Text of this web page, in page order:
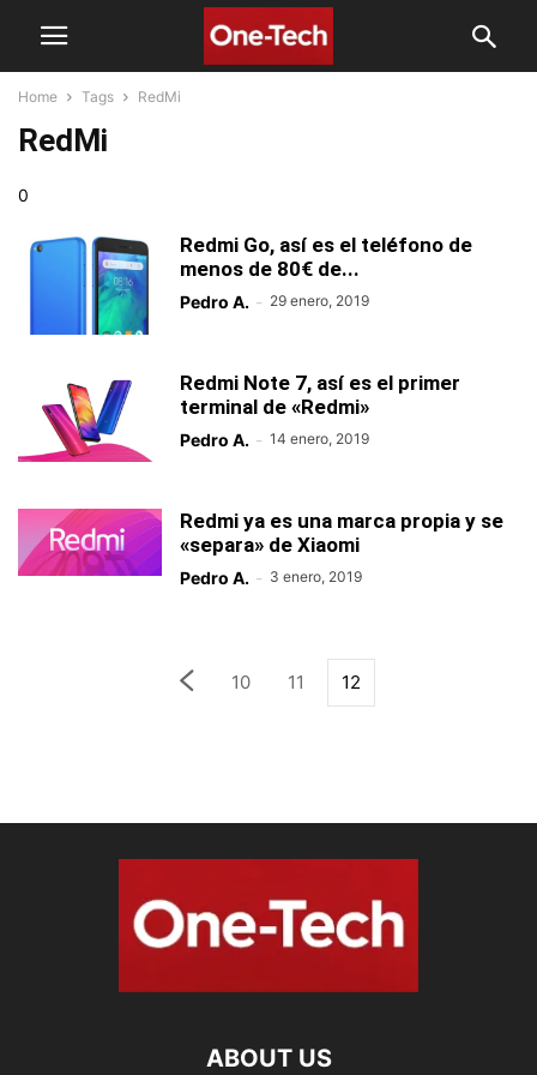
Home Tags RedMi
RedMi
0
Redmi Go, así es el teléfono de
menos de 80€ de...
Pedro A. - 29 enero, 2019
Redmi Note 7, así es el primer
terminal de «Redmi»
Pedro A. - 14 enero, 2019
Redmi ya es una marca propia y se
«separa» de Xiaomi
Pedro A. - 3 enero, 2019
10 11 12
ABOUT US